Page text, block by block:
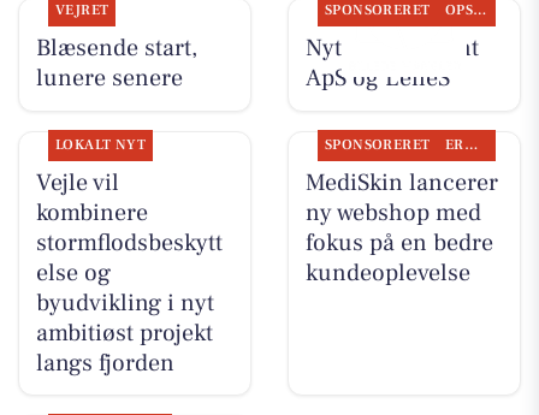
VEJRET
Blæsende start,
lunere senere
SPONSORERET OPSLAGSTAVLEN
Nyt fra Fairpaint
ApS og LeneS
LOKALT NYT
Vejle vil
kombinere
stormflodsbeskytt
else og
byudvikling i nyt
ambitiøst projekt
langs fjorden
SPONSORERET ERHVERV
MediSkin lancerer
ny webshop med
fokus på en bedre
kundeoplevelse